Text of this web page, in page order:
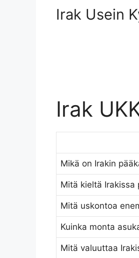
Irak Usein
Irak
Mikä on Irakin
Mitä kieltä Irakissa
Mitä uskontoa
Kuinka monta
Mitä valuuttaa